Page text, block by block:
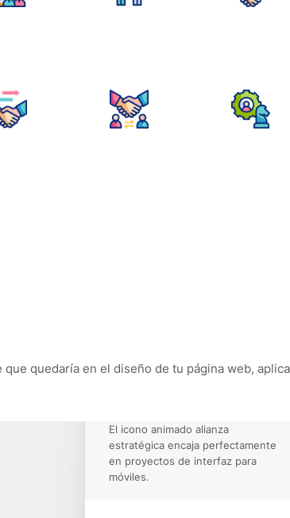
quedaría en el diseño de tu página web,
El icono animado alianza
estratégica encaja perfectamente
en proyectos de interfaz para
móviles.